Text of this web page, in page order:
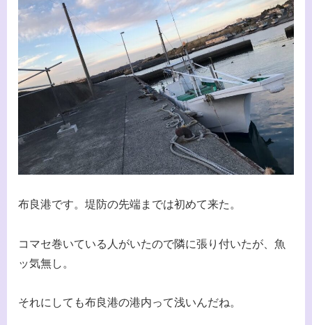
布良港です。堤防の先端までは初めて来た。
コマセ巻いている人がいたので隣に張り付いたが、魚
ッ気無し。
それにしても布良港の港内って浅いんだね。